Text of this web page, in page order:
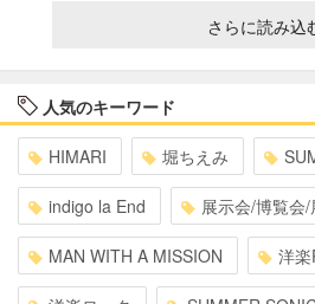
さらに読み込
人気のキーワード
HIMARI 堀ちえみ
indigo la End 展示会/博覧会/
MAN WITH A MISSION 洋